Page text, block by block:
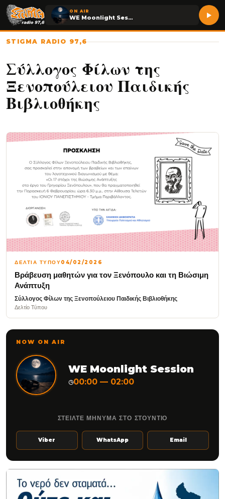
ON AIR
WE Moonlight Session
STIGMA RADIO 97,6
Σύλλογος Φίλων της
Ξενοπούλειου Παιδικής
Βιβλιοθήκης
ΔΕΛΤΙΑ ΤΥΠΟΥ04/02/2026
Βράβευση μαθητών για τον Ξενόπουλο και τη Βιώσιμη
Ανάπτυξη
Σύλλογος Φίλων της Ξενοπούλειου Παιδικής Βιβλιοθήκης
Δελτίο Τύπου
NOW ON AIR
WE Moonlight Session
◷00:00 — 02:00
ΣΤΕΙΛΤΕ ΜΗΝΥΜΑ ΣΤΟ ΣΤΟΥΝΤΙΟ
Viber WhatsApp Email